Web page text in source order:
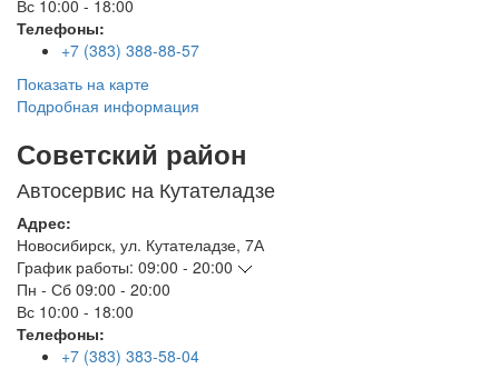
Вс 10:00 - 18:00
Телефоны:
+7 (383) 388-88-57
Показать на карте
Подробная информация
Советский район
Автосервис на Кутателадзе
Адрес:
Новосибирск, ул. Кутателадзе, 7А
График работы: 09:00 - 20:00
Пн - Сб 09:00 - 20:00
Вс 10:00 - 18:00
Телефоны:
+7 (383) 383-58-04